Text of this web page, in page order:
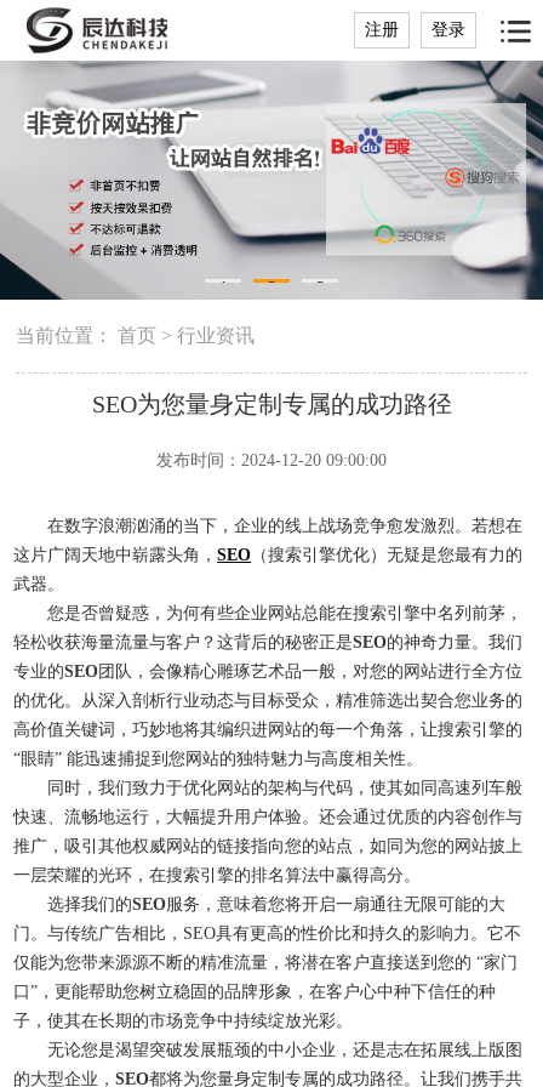
注册 登录
1 2 3
当前位置：首页 >行业资讯
SEO为您量身定制专属的成功路径
发布时间：2024-12-20 09:00:00
在数字浪潮汹涌的当下，企业的线上战场竞争愈发激烈。若想在
这片广阔天地中崭露头角，SEO （搜索引擎优化）无疑是您最有力的
武器。
您是否曾疑惑，为何有些企业网站总能在搜索引擎中名列前茅，
轻松收获海量流量与客户？这背后的秘密正是SEO的神奇力量。我们
专业的SEO团队，会像精心雕琢艺术品一般，对您的网站进行全方位
的优化。从深入剖析行业动态与目标受众，精准筛选出契合您业务的
高价值关键词，巧妙地将其编织进网站的每一个角落，让搜索引擎的
“眼睛” 能迅速捕捉到您网站的独特魅力与高度相关性。
同时，我们致力于优化网站的架构与代码，使其如同高速列车般
快速、流畅地运行，大幅提升用户体验。还会通过优质的内容创作与
推广，吸引其他权威网站的链接指向您的站点，如同为您的网站披上
一层荣耀的光环，在搜索引擎的排名算法中赢得高分。
选择我们的SEO服务，意味着您将开启一扇通往无限可能的大
门。与传统广告相比，SEO具有更高的性价比和持久的影响力。它不
仅能为您带来源源不断的精准流量，将潜在客户直接送到您的 “家门
口”，更能帮助您树立稳固的品牌形象，在客户心中种下信任的种
子，使其在长期的市场竞争中持续绽放光彩。
无论您是渴望突破发展瓶颈的中小企业，还是志在拓展线上版图
的大型企业，SEO都将为您量身定制专属的成功路径。让我们携手共